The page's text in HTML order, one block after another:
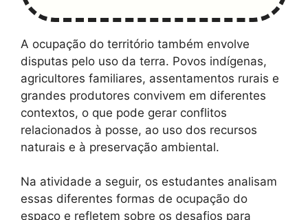
A ocupação do território também envolve
disputas pelo uso da terra. Povos indígenas,
agricultores familiares, assentamentos rurais e
grandes produtores convivem em diferentes
contextos, o que pode gerar conflitos
relacionados à posse, ao uso dos recursos
naturais e à preservação ambiental.
Na atividade a seguir, os estudantes analisam
essas diferentes formas de ocupação do
espaço e refletem sobre os desafios para